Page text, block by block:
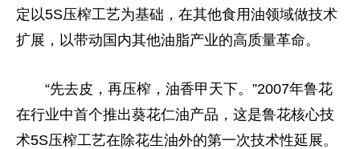
定以5S压榨工艺为基础，在其他食用油领域做技术
扩展，以带动国内其他油脂产业的高质量革命。
“先去皮，再压榨，油香甲天下。”2007年鲁花
在行业中首个推出葵花仁油产品，这是鲁花核心技
术5S压榨工艺在除花生油外的第一次技术性延展。